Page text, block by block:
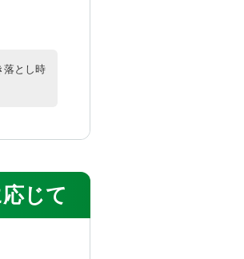
落とし時
じて